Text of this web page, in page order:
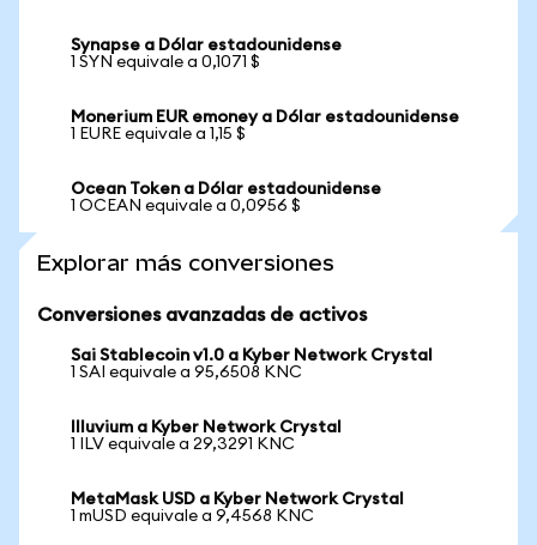
Synapse a Dólar estadounidense
1 SYN equivale a 0,1071 $
Monerium EUR emoney a Dólar estadounidense
1 EURE equivale a 1,15 $
Ocean Token a Dólar estadounidense
1 OCEAN equivale a 0,0956 $
Explorar más conversiones
Conversiones avanzadas de activos
Sai Stablecoin v1.0 a Kyber Network Crystal
1 SAI equivale a 95,6508 KNC
Illuvium a Kyber Network Crystal
1 ILV equivale a 29,3291 KNC
MetaMask USD a Kyber Network Crystal
1 mUSD equivale a 9,4568 KNC